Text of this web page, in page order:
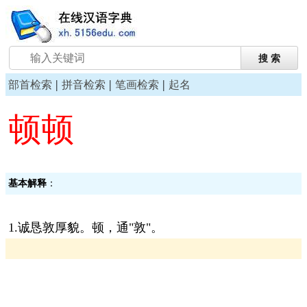
部首检索 | 拼音检索 | 笔画检索 | 起名
顿顿
基本解释 ：
1.诚恳敦厚貌。顿，通"敦"。